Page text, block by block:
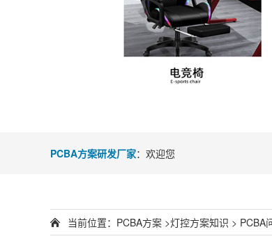
PCBA方案研发厂家：欢迎您
当前位置： PCBA方案 >灯控方案知识 > PCBA